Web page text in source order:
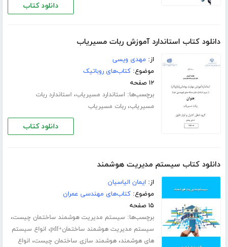
دانلود کتاب
دانلود کتاب استاندارد آموزش ربات مسیریاب
از: مهدی ویسی
موضوع:کتاب‌های روباتیک
۱۲ صفحه
برچسب‌ها: استاندارد مسیریاب، استاندارد ربات
مسیریاب،ربات مسیریاب
دانلود کتاب
دانلود کتاب سیستم مدیریت هوشمند
از: ایمان الیاسیان
موضوع:کتاب‌های مهندسی عمران
۱۵ صفحه
برچسب‌ها: سیستم مدیریت هوشمند ساختمان چیست،
سیستم مدیریت هوشمند ساختمان+pdf ، انواع سیستم
های هوشمند،هوشمند سازی ساختمان چیست، انواع